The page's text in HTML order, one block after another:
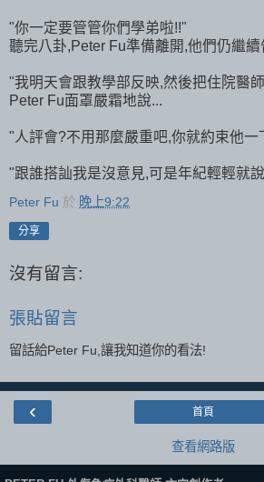
"你一定要管管你們學弟啦!!"
聽完八卦,Peter Fu準備離開,他們仍繼續
"我明天會跟教學部反映,然後把住院醫
Peter Fu面罩嚴霜地說...
"人評會?不用那麼嚴重吧,你就約束他一
"跟誰搭訕我是沒意見,可是年紀輕輕就
Peter Fu 於 晚上9:22
分享
沒有留言:
張貼留言
留話給Peter Fu,讓我知道你的看法!
‹ 首頁
查看網路版